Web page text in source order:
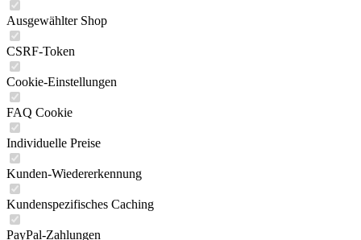
Ausgewählter Shop
CSRF-Token
Cookie-Einstellungen
FAQ Cookie
Individuelle Preise
Kunden-Wiedererkennung
Kundenspezifisches Caching
PayPal-Zahlungen